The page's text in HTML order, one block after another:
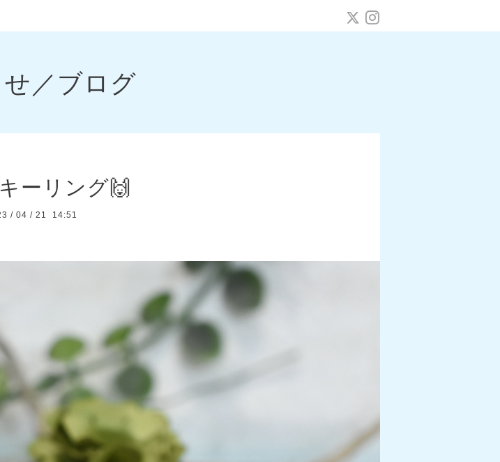
／ブログ
ーリング🙌
/ 04 / 21 14:51